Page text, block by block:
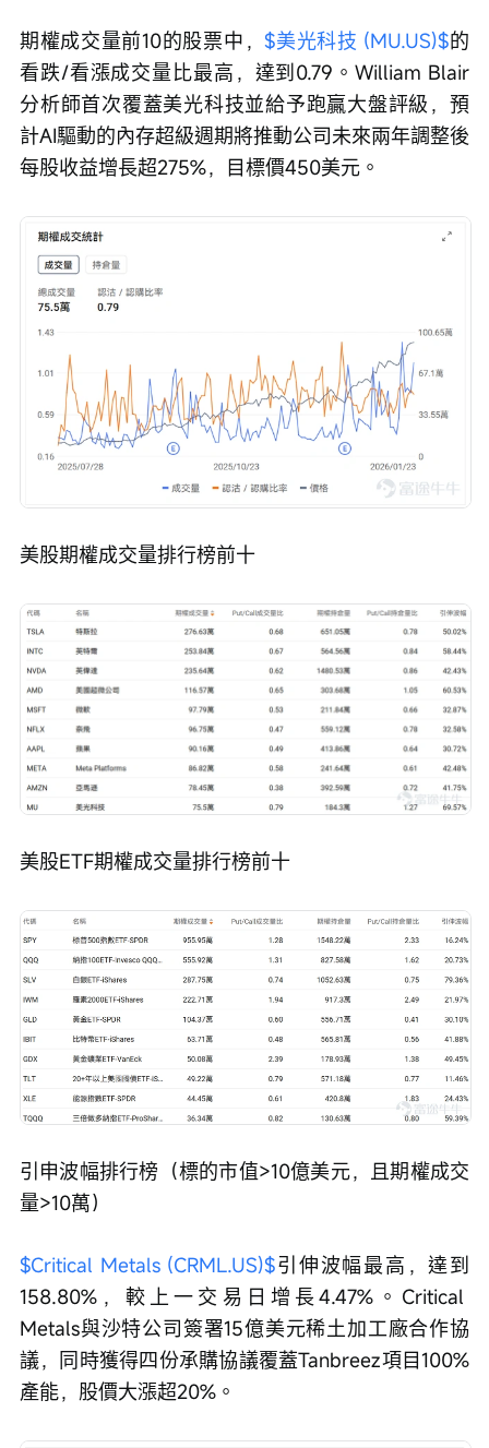
期權成交量前10的股票中，$美光科技 (MU.US)$的
看跌/看漲成交量比最高，達到0.79。William Blair
分析師首次覆蓋美光科技並給予跑贏大盤評級，預
計AI驅動的內存超級週期將推動公司未來兩年調整後
每股收益增長超275%，目標價450美元。
美股期權成交量排行榜前十
美股ETF期權成交量排行榜前十
引申波幅排行榜（標的市值>10億美元，且期權成交
量>10萬）
$Critical Metals (CRML.US)$引伸波幅最高，達到
158.80%，較上一交易日增長4.47%。Critical
Metals與沙特公司簽署15億美元稀土加工廠合作協
議，同時獲得四份承購協議覆蓋Tanbreez項目100%
產能，股價大漲超20%。